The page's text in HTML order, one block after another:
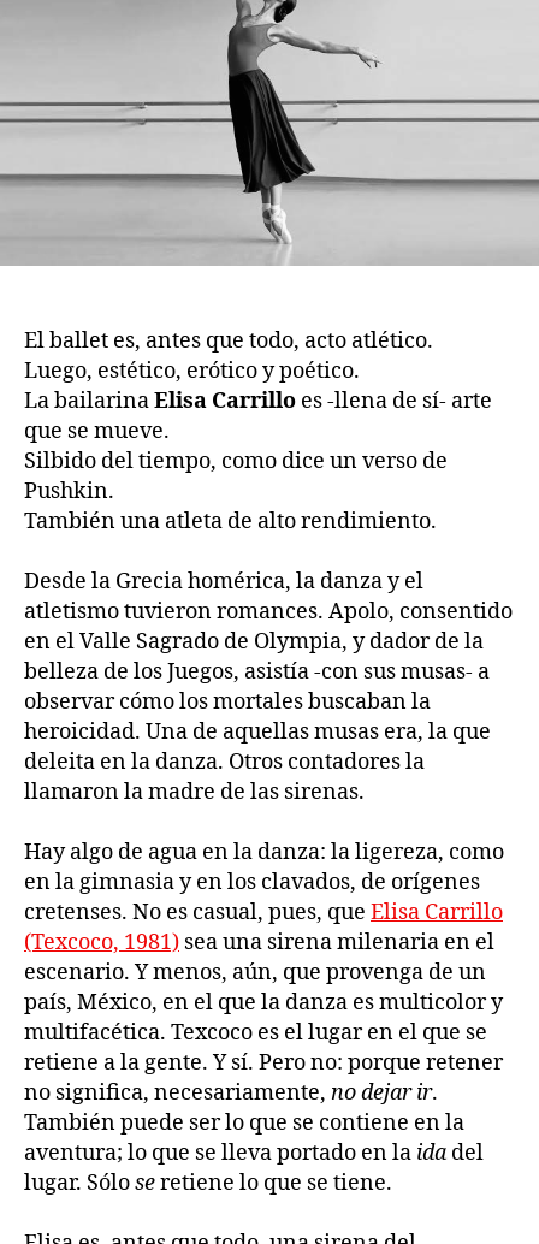
El ballet es, antes que todo, acto atlético.
Luego, estético, erótico y poético.
La bailarinaElisa Carrillo es -llena de sí- arte
que se mueve.
Silbido del tiempo, como dice un verso de
Pushkin.
También una atleta de alto rendimiento.
Desde la Grecia homérica, la danza y el
atletismo tuvieron romances. Apolo, consentido
en el Valle Sagrado de Olympia, y dador de la
belleza de los Juegos, asistía -con sus musas- a
observar cómo los mortales buscaban la
heroicidad. Una de aquellas musas era, la que
deleita en la danza. Otros contadores la
llamaron la madre de las sirenas.
Hay algo de agua en la danza: la ligereza, como
en la gimnasia y en los clavados, de orígenes
cretenses. No es casual, pues, que Elisa Carrillo
(Texcoco, 1981) sea una sirena milenaria en el
escenario. Y menos, aún, que provenga de un
país, México, en el que la danza es multicolor y
multifacética. Texcoco es el lugar en el que se
retiene a la gente. Y sí. Pero no: porque retener
no significa, necesariamente, no dejar ir.
También puede ser lo que se contiene en la
aventura; lo que se lleva portado en la ida del
lugar. Sóloseretiene lo que se tiene.